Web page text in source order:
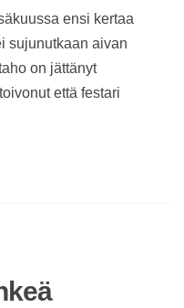
ensi kertaa
sujunutkaan aivan
on jättänyt
että festari